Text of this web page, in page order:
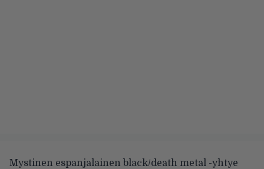
Mystinen espanjalainen black/death metal -yhtye